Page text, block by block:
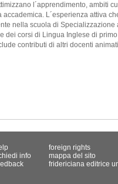
l´apprendimento, ambiti
L´esperienza attiva
nella scuola di Specializzazione
dei corsi di Lingua Inglese di
contributi di altri docenti
info
foreign rights
mappa del sito
fridericiana editrice